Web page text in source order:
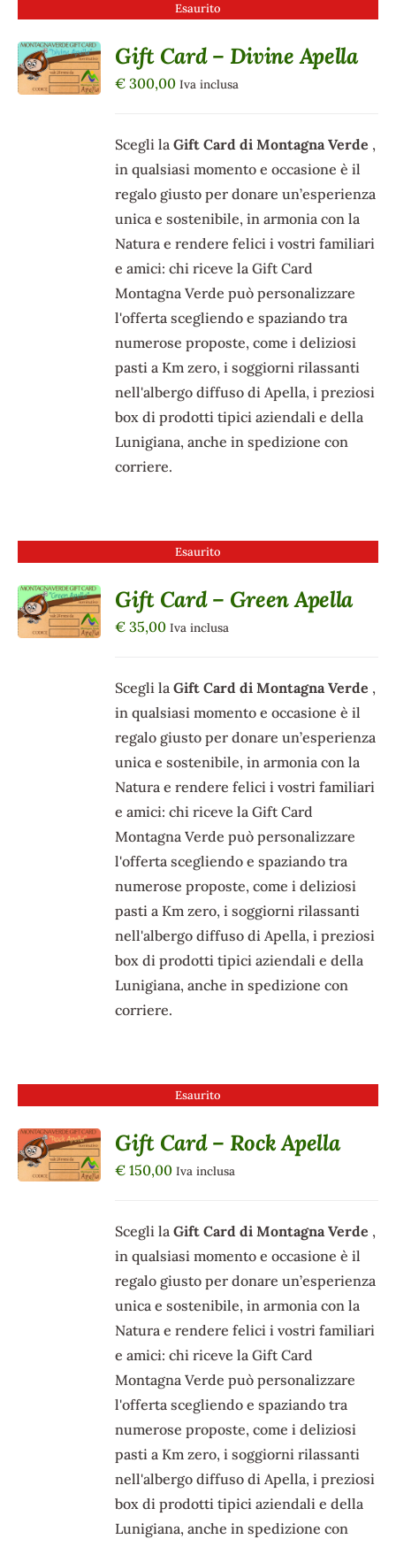
Esaurito
DETTAGLI
Gift Card – Divine Apella
€ 300,00 Iva inclusa
Scegli laGift Card di Montagna Verde ,
in qualsiasi momento e occasione è il
regalo giusto per donare un’esperienza
unica e sostenibile, in armonia con la
Natura e rendere felici i vostri familiari
e amici: chi riceve la Gift Card
Montagna Verde può personalizzare
l'offerta scegliendo e spaziando tra
numerose proposte, come i deliziosi
pasti a Km zero, i soggiorni rilassanti
nell'albergo diffuso di Apella, i preziosi
box di prodotti tipici aziendali e della
Lunigiana, anche in spedizione con
corriere.
Esaurito
DETTAGLI
Gift Card – Green Apella
€ 35,00 Iva inclusa
Scegli laGift Card di Montagna Verde ,
in qualsiasi momento e occasione è il
regalo giusto per donare un’esperienza
unica e sostenibile, in armonia con la
Natura e rendere felici i vostri familiari
e amici: chi riceve la Gift Card
Montagna Verde può personalizzare
l'offerta scegliendo e spaziando tra
numerose proposte, come i deliziosi
pasti a Km zero, i soggiorni rilassanti
nell'albergo diffuso di Apella, i preziosi
box di prodotti tipici aziendali e della
Lunigiana, anche in spedizione con
corriere.
Esaurito
DETTAGLI
Gift Card – Rock Apella
€ 150,00 Iva inclusa
Scegli laGift Card di Montagna Verde ,
in qualsiasi momento e occasione è il
regalo giusto per donare un’esperienza
unica e sostenibile, in armonia con la
Natura e rendere felici i vostri familiari
e amici: chi riceve la Gift Card
Montagna Verde può personalizzare
l'offerta scegliendo e spaziando tra
numerose proposte, come i deliziosi
pasti a Km zero, i soggiorni rilassanti
nell'albergo diffuso di Apella, i preziosi
box di prodotti tipici aziendali e della
Lunigiana, anche in spedizione con